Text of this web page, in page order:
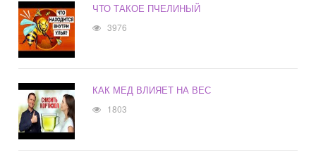
ЧТО ТАКОЕ ПЧЕЛИНЫЙ
3976
КАК МЕД ВЛИЯЕТ НА ВЕС
1803